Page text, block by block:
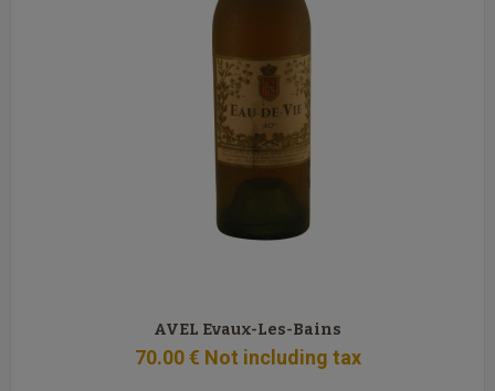
AVEL Evaux-Les-Bains
70.00 € Not including tax